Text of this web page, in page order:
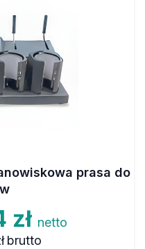
prasa do
zł netto
brutto